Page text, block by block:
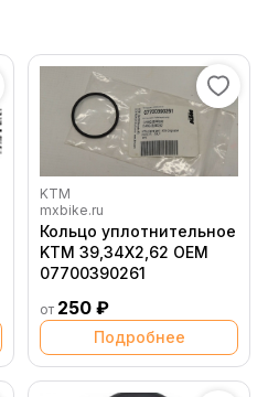
KTM
mxbike.ru
Кольцо уплотнительное
KTM 39,34X2,62 OEM
07700390261
от 250 ₽
Подробнее